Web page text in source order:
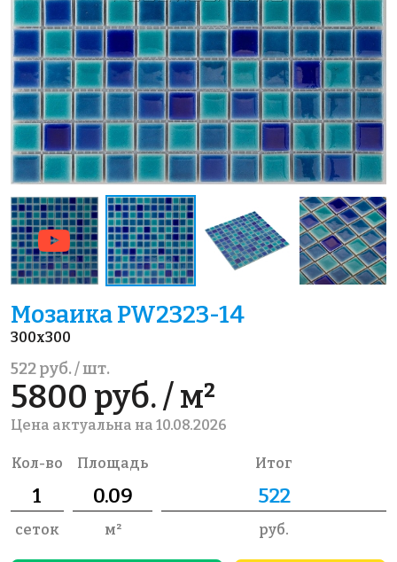
Мозаика PW2323-14
300x300
522 руб. / шт.
5800 руб. / м²
Цена актуальна на 10.08.2026
Кол-во
сеток
Площадь
м²
Итог
руб.